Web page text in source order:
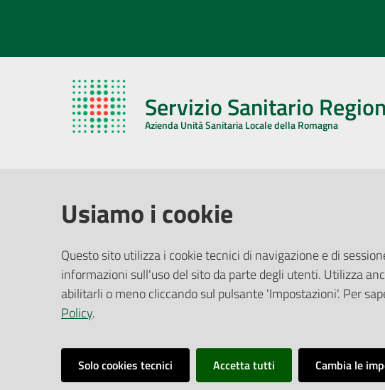
Servizio Sanitario
Azienda Unità Sanitaria Locale della Romagna
Via De Gasperi, 8 - 48121 Ravenna (RA)
CF/P.IVA:02483810392
PEC:
azienda@pec.auslromagna.it
Ufficio Relazioni con il
Riferimenti per la
Usiamo i cookie
Questo sito utilizza i cookie tecnici di navigazione e di
informazioni sull'uso del sito da parte degli utenti. Utilizza
abilitarli o meno cliccando sul pulsante 'Impostazioni'. Per
Policy.
Solo cookies tecnici Accetta tutti Cambia le